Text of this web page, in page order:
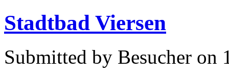
Stadtbad Viersen
Submitted by Besucher on